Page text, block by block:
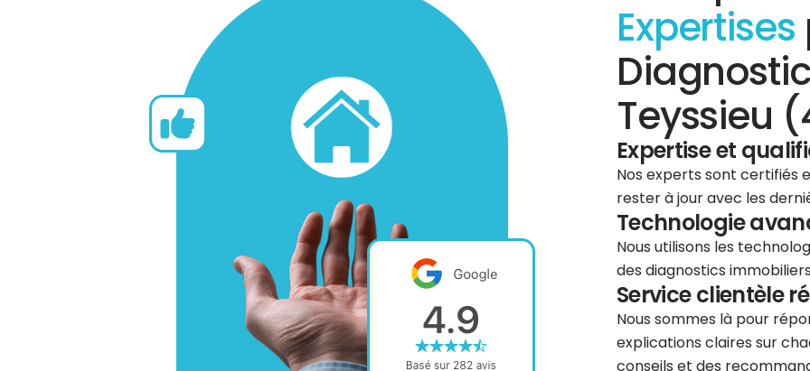
Expertises
Teyssieu
Expertise et
Nos experts sont certifiés
rester à jour avec les
Technologie
Nous utilisons les
des diagnostics
Service clientèle
Nous sommes là pour
explications claires sur
conseils et des